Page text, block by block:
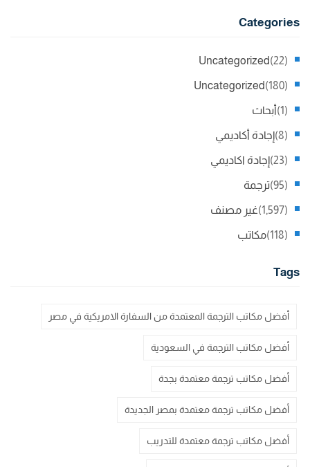
Categories
Uncategorized (22)
Uncategorized (180)
أبحاث (1)
إجادة أكاديمي (8)
إجادة اكاديمي (23)
ترجمة (95)
غير مصنف (1,597)
مكاتب (118)
Tags
أفضل مكاتب الترجمة المعتمدة من السفارة الامريكية في مصر
أفضل مكاتب الترجمة في السعودية
أفضل مكاتب ترجمة معتمدة بجدة
أفضل مكاتب ترجمة معتمدة بمصر الجديدة
أفضل مكاتب ترجمة معتمدة للتدريب